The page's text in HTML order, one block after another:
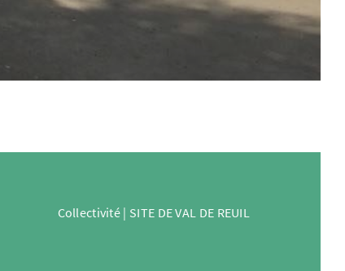
Collectivité | SITE DE VAL DE REUIL